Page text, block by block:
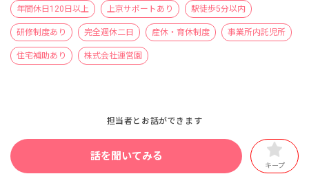
年間休日120日以上 上京サポートあり 駅徒歩5分以内
研修制度あり 完全週休二日 産休・育休制度 事業所内託児所
住宅補助あり 株式会社運営園
担当者とお話ができます
話を聞いてみる
キープ